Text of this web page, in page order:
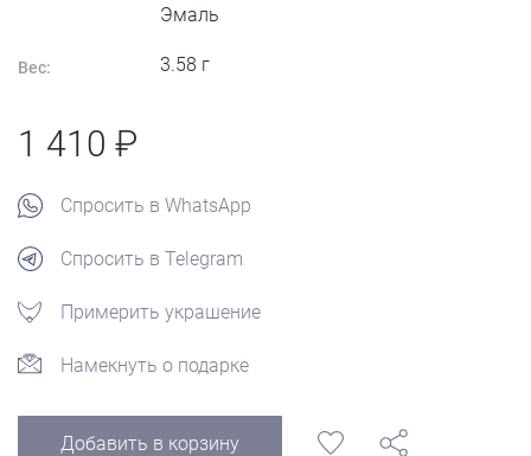
Эмаль
Вес: 3.58 г
1 410
Спросить в WhatsApp
Спросить в Telegram
Примерить украшение
Намекнуть о подарке
Добавить в корзину